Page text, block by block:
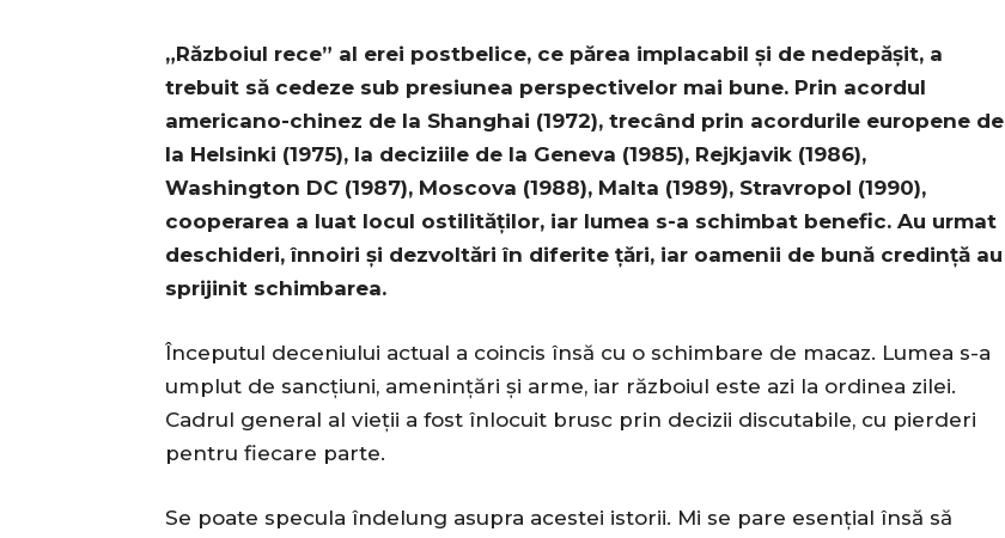
„Războiul rece” al erei postbelice, ce părea implacabil și de nedepășit, a
trebuit să cedeze sub presiunea perspectivelor mai bune. Prin acordul
americano-chinez de la Shanghai (1972), trecând prin acordurile europene de
la Helsinki (1975), la deciziile de la Geneva (1985), Rejkjavik (1986),
Washington DC (1987), Moscova (1988), Malta (1989), Stravropol (1990),
cooperarea a luat locul ostilităților, iar lumea s-a schimbat benefic. Au urmat
deschideri, înnoiri și dezvoltări în diferite țări, iar oamenii de bună credință au
sprijinit schimbarea.
Începutul deceniului actual a coincis însă cu o schimbare de macaz. Lumea s-a
umplut de sancțiuni, amenințări și arme, iar războiul este azi la ordinea zilei.
Cadrul general al vieții a fost înlocuit brusc prin decizii discutabile, cu pierderi
pentru fiecare parte.
Se poate specula îndelung asupra acestei istorii. Mi se pare esențial însă să